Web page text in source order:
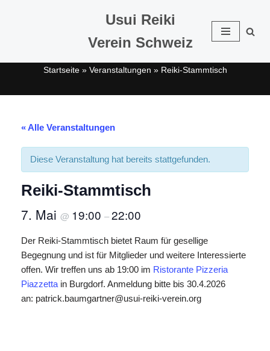
springen
Usui Reiki
Verein Schweiz
Startseite» Veranstaltungen » Reiki-Stammtisch
« Alle Veranstaltungen
Diese Veranstaltung hat bereits stattgefunden.
Reiki-Stammtisch
7. Mai @ 19:00 –22:00
Der Reiki-Stammtisch bietet Raum für gesellige
Begegnung und ist für Mitglieder und weitere Interessierte
offen. Wir treffen uns ab 19:00 im Ristorante Pizzeria
Piazzetta in Burgdorf. Anmeldung bitte bis 30.4.2026
an: patrick.baumgartner@usui-reiki-verein.org